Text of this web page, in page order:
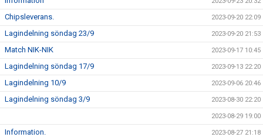
Chipsleverans. 2023-09-20 22:09
Lagindelning söndag 23/9 2023-09-20 21:53
Match NIK-NIK 2023-09-17 10:45
Lagindelning söndag 17/9 2023-09-13 22:20
Lagindelning 10/9 2023-09-06 20:46
Lagindelning söndag 3/9 2023-08-30 22:20
2023-08-29 19:00
Information. 2023-08-27 21:18